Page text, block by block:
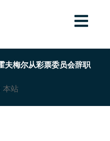
夫梅尔从彩票委员会辞职
本站